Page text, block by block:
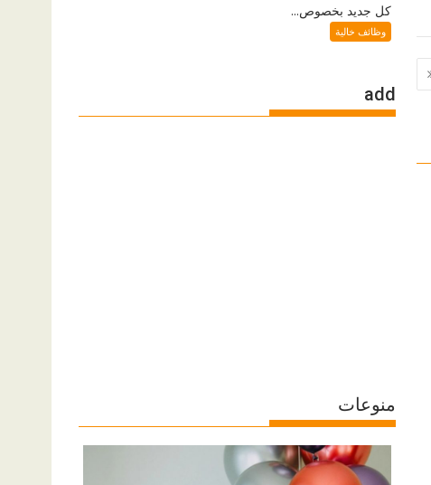
كل جديد بخصوص...
وظائف خالية
add
منوعات